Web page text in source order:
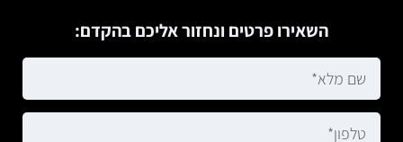
השאירו פרטים ונחזור אליכם בהקדם: